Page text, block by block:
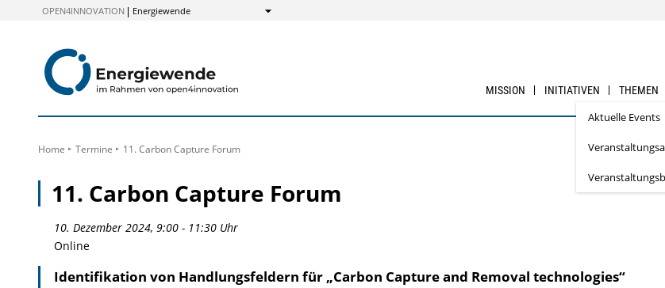
OPEN4INNOVATION Energiewende
Anzeigen
MISSION INITIATIVEN THEMEN
Aktuelle Events
Home Termine 11. Carbon Capture Forum
11. Carbon Capture Forum
10. Dezember 2024, 9:00 - 11:30 Uhr
Online
Identifikation von Handlungsfeldern für „Carbon Capture and Removal technologies“